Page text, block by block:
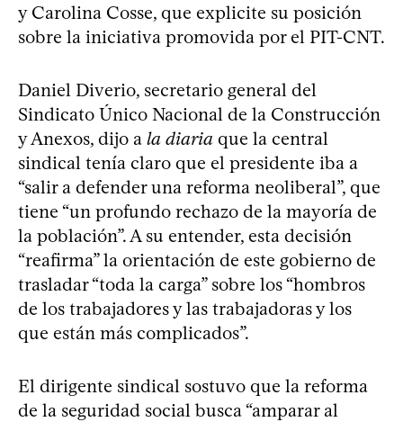
y Carolina Cosse, que explicite su posición
sobre la iniciativa promovida por el PIT-CNT.
Daniel Diverio, secretario general del
Sindicato Único Nacional de la Construcción
y Anexos, dijo a la diaria que la central
sindical tenía claro que el presidente iba a
“salir a defender una reforma neoliberal”, que
tiene “un profundo rechazo de la mayoría de
la población”. A su entender, esta decisión
“reafirma” la orientación de este gobierno de
trasladar “toda la carga” sobre los “hombros
de los trabajadores y las trabajadoras y los
que están más complicados”.
El dirigente sindical sostuvo que la reforma
de la seguridad social busca “amparar al